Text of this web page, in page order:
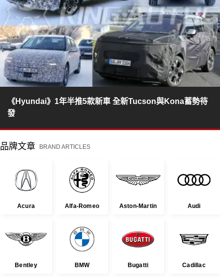
《Hyundai》1年半推5款新車 全新Tucson與Kona蓄勢待
發
品牌文章 BRAND ARTICLES
Acura Alfa-Romeo Aston-Martin Audi
Bentley BMW Bugatti Cadillac